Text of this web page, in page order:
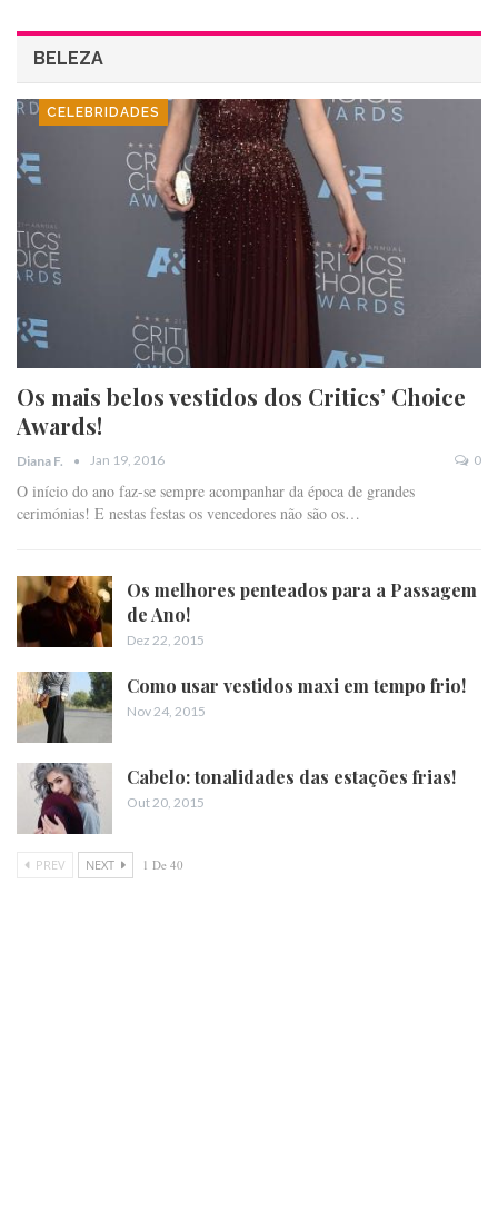
BELEZA
CELEBRIDADES
Os mais belos vestidos dos Critics’ Choice
Awards!
Diana F. Jan 19, 2016 0
O início do ano faz-se sempre acompanhar da época de grandes
cerimónias! E nestas festas os vencedores não são os…
Os melhores penteados para a Passagem
de Ano!
Dez 22, 2015
Como usar vestidos maxi em tempo frio!
Nov 24, 2015
Cabelo: tonalidades das estações frias!
Out 20, 2015
PREV NEXT 1 De 40